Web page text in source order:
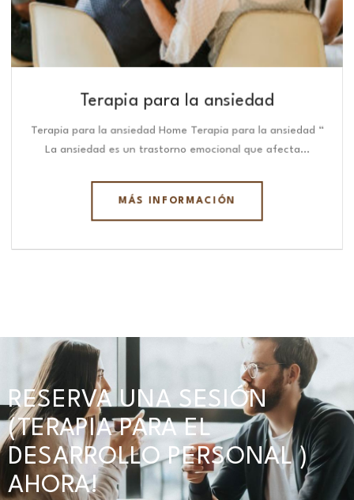
Terapia para la ansiedad
Terapia para la ansiedad Home Terapia para la ansiedad “
La ansiedad es un trastorno emocional que afecta…
MÁS INFORMACIÓN
RESERVA UNA SESIÓN
(TERAPIA PARA EL
DESARROLLO PERSONAL )
AHORA!